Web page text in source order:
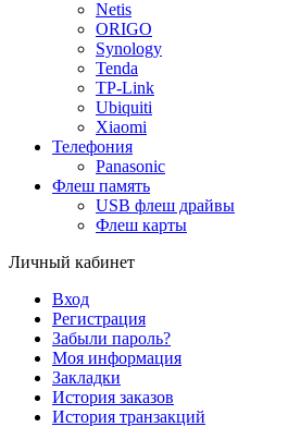
Netis
ORIGO
Synology
Tenda
TP-Link
Ubiquiti
Xiaomi
Телефония
Panasonic
Флеш память
USB флеш драйвы
Флеш карты
Личный кабинет
Вход
Регистрация
Забыли пароль?
Моя информация
Закладки
История заказов
История транзакций